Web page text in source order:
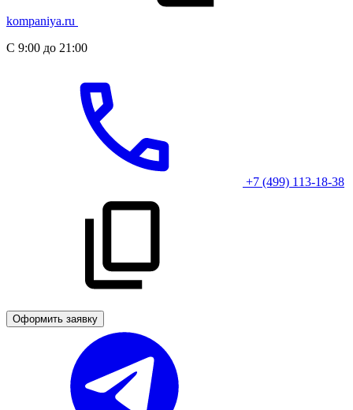
kompaniya.ru
С 9:00 до 21:00
+7 (499) 113-18-38
Оформить заявку